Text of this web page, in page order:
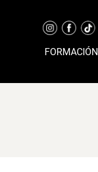
FORMACIÓN